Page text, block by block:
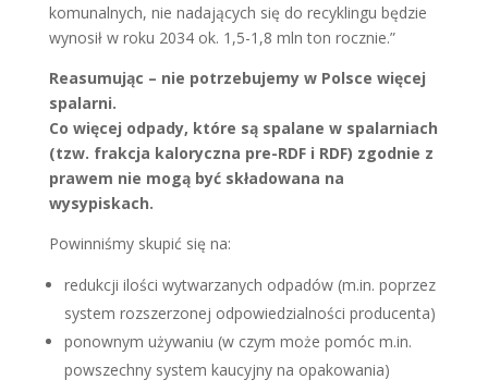
komunalnych, nie nadających się do recyklingu będzie
wynosił w roku 2034 ok. 1,5-1,8 mln ton rocznie.”
Reasumując – nie potrzebujemy w Polsce więcej
spalarni.
Co więcej odpady, które są spalane w spalarniach
(tzw. frakcja kaloryczna pre-RDF i RDF) zgodnie z
prawem nie mogą być składowana na
wysypiskach.
Powinniśmy skupić się na:
redukcji ilości wytwarzanych odpadów (m.in. poprzez
system rozszerzonej odpowiedzialności producenta)
ponownym używaniu (w czym może pomóc m.in.
powszechny system kaucyjny na opakowania)